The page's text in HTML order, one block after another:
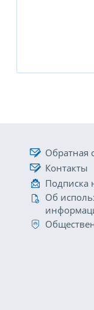
Обратная
Контакты
Подписка
Об